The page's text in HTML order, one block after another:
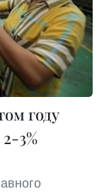
году
3%